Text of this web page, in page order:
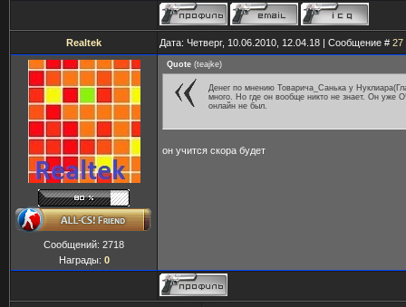
Realtek Дата: Четверг, 10.06.2010, 12.04.18 | Сообщение # 27
Сообщений: 2718
Награды: 0
Quote (teajke)
Денег по мнению Товарича_Санька у
много. Но где он вообще никто не знает. Он уже
онлайн не был.
он учится скора будет